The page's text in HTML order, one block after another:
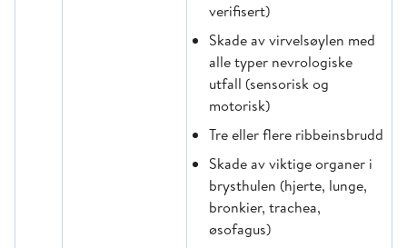
verifisert)
Skade av virvelsøylen med
alle typer nevrologiske
utfall (sensorisk og
motorisk)
Tre eller flere ribbeinsbrudd
Skade av viktige organer i
brysthulen (hjerte, lunge,
bronkier, trachea,
øsofagus)